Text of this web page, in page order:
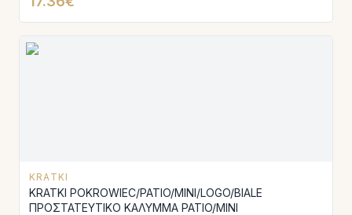
KRATKI
KRATKI POKROWIEC/PATIO/MINI/LOGO/BIALE
ΠΡΟΣΤΑΤΕΥΤΙΚΟ ΚΑΛΥΜΜΑ PATIO/MINI